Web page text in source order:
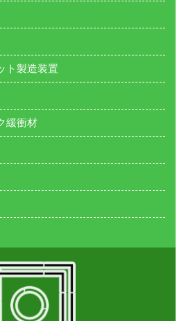
ト製造装置
緩衝材